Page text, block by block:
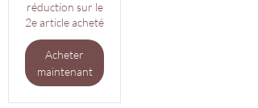
réduction sur le
2e article acheté
Acheter
maintenant